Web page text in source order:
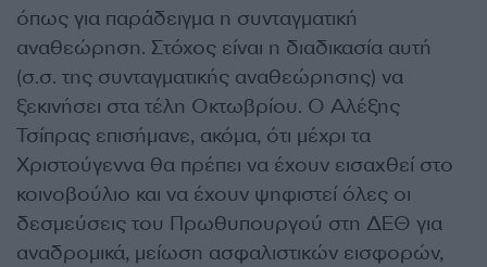
όπως για παράδειγμα η συνταγματική
αναθεώρηση. Στόχος είναι η διαδικασία αυτή
(σ.σ. της συνταγματικής αναθεώρησης) να
ξεκινήσει στα τέλη Οκτωβρίου. Ο Αλέξης
Τσίπρας επισήμανε, ακόμα, ότι μέχρι τα
Χριστούγεννα θα πρέπει να έχουν εισαχθεί στο
κοινοβούλιο και να έχουν ψηφιστεί όλες οι
δεσμεύσεις του Πρωθυπουργού στη ΔΕΘ για
αναδρομικά, μείωση ασφαλιστικών εισφορών,